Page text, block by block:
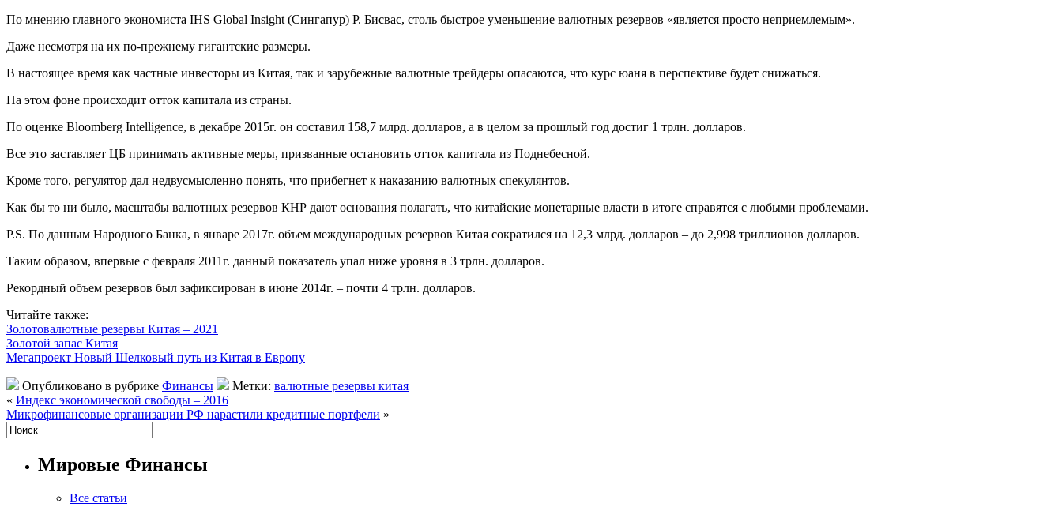
По мнению главного экономиста IHS Global Insight (Сингапур) Р. Бисвас, столь быстрое уменьшение валютных резервов «является просто неприемлемым».
Даже несмотря на их по-прежнему гигантские размеры.
В настоящее время как частные инвесторы из Китая, так и зарубежные валютные трейдеры опасаются, что курс юаня в перспективе будет снижаться.
На этом фоне происходит отток капитала из страны.
По оценке Bloomberg Intelligence, в декабре 2015г. он составил 158,7 млрд. долларов, а в целом за прошлый год достиг 1 трлн. долларов.
Все это заставляет ЦБ принимать активные меры, призванные остановить отток капитала из Поднебесной.
Кроме того, регулятор дал недвусмысленно понять, что прибегнет к наказанию валютных спекулянтов.
Как бы то ни было, масштабы валютных резервов КНР дают основания полагать, что китайские монетарные власти в итоге справятся с любыми проблемами.
P.S. По данным Народного Банка, в январе 2017г. объем международных резервов Китая сократился на 12,3 млрд. долларов – до 2,998 триллионов долларов.
Таким образом, впервые с февраля 2011г. данный показатель упал ниже уровня в 3 трлн. долларов.
Рекордный объем резервов был зафиксирован в июне 2014г. – почти 4 трлн. долларов.
Читайте также:
Золотовалютные резервы Китая – 2021
Золотой запас Китая
Мегапроект Новый Шелковый путь из Китая в Европу
Опубликовано в рубрике Финансы Метки: валютные резервы китая
« Индекс экономической свободы – 2016
Микрофинансовые организации РФ нарастили кредитные портфели »
Мировые Финансы
Все статьи